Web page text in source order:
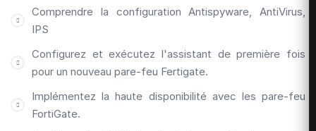
Comprendre la configuration Antispyware, AntiVirus,
IPS
Configurez et exécutez l'assistant de première fois
pour un nouveau pare-feu Fertigate.
Implémentez la haute disponibilité avec les pare-feu
FortiGate.